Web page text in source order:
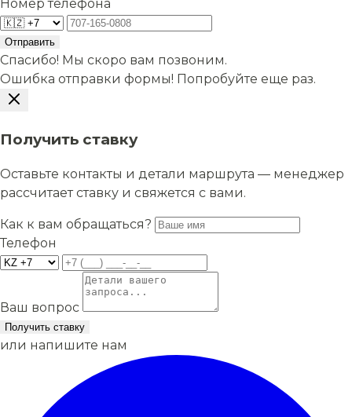
Номер телефона
Отправить
Спасибо! Мы скоро вам позвоним.
Ошибка отправки формы! Попробуйте еще раз.
Получить ставку
Оставьте контакты и детали маршрута — менеджер
рассчитает ставку и свяжется с вами.
Как к вам обращаться?
Телефон
Ваш вопрос
Получить ставку
или напишите нам